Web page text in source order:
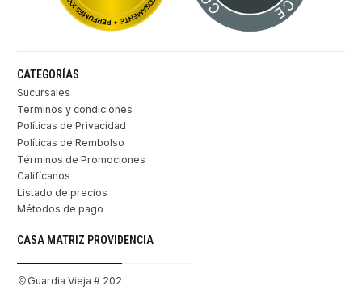
CATEGORÍAS
Sucursales
Terminos y condiciones
Políticas de Privacidad
Políticas de Rembolso
Términos de Promociones
Califícanos
Listado de precios
Métodos de pago
CASA MATRIZ PROVIDENCIA
Guardia Vieja # 202